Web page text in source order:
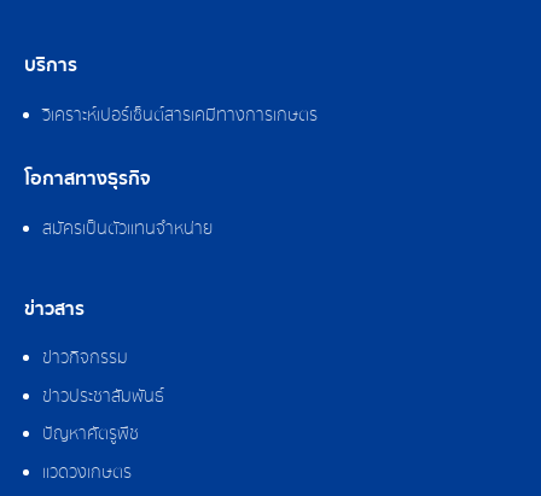
บริการ
วิเคราะห์เปอร์เซ็นต์สารเคมีทางการเกษตร
โอกาสทางธุรกิจ
สมัครเป็นตัวแทนจำหน่าย
ข่าวสาร
ข่าวกิจกรรม
ข่าวประชาสัมพันธ์
ปัญหาศัตรูพืช
แวดวงเกษตร